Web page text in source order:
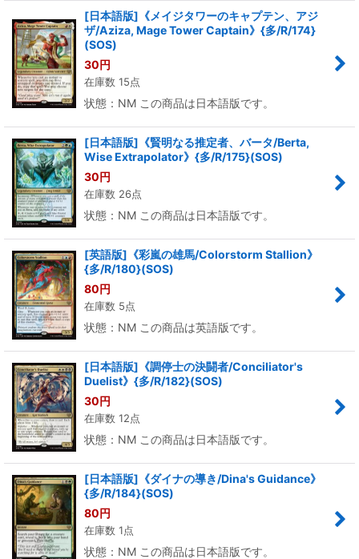
[日本語版]《メイジタワーのキャプテン、アジ
ザ/Aziza, Mage Tower Captain》{多/R/174}
(SOS)
30円
在庫数 15点
状態：NM この商品は日本語版です。
[日本語版]《賢明なる推定者、バータ/Berta,
Wise Extrapolator》{多/R/175}(SOS)
30円
在庫数 26点
状態：NM この商品は日本語版です。
[英語版]《彩嵐の雄馬/Colorstorm Stallion》
{多/R/180}(SOS)
80円
在庫数 5点
状態：NM この商品は英語版です。
[日本語版]《調停士の決闘者/Conciliator's
Duelist》{多/R/182}(SOS)
30円
在庫数 12点
状態：NM この商品は日本語版です。
[日本語版]《ダイナの導き/Dina's Guidance》
{多/R/184}(SOS)
80円
在庫数 1点
状態：NM この商品は日本語版です。